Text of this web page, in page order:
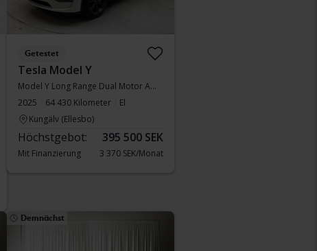
Getestet
Tesla Model Y
Model Y Long Range Dual Motor AWD
2025
64 430 Kilometer
El
Kungälv (Ellesbo)
Höchstgebot: 395 500 SEK
Mit Finanzierung 3 370 SEK/Monat
Demnächst